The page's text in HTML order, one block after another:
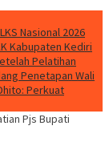
Nasional 2026
Kabupaten Kediri
Pelatihan
Penetapan Wali
Perkuat
Pjs Bupati